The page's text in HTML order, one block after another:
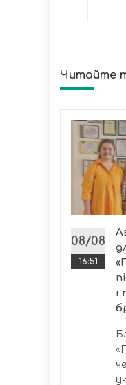
Читайте
08/08
16:51
ї